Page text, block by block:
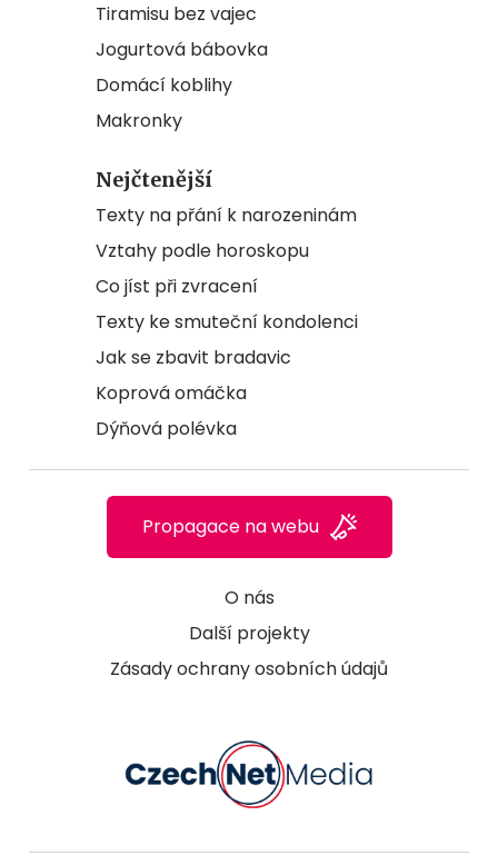
Tiramisu bez vajec
Jogurtová bábovka
Domácí koblihy
Makronky
Nejčtenější
Texty na přání k narozeninám
Vztahy podle horoskopu
Co jíst při zvracení
Texty ke smuteční kondolenci
Jak se zbavit bradavic
Koprová omáčka
Dýňová polévka
O nás
Další projekty
Zásady ochrany osobních údajů
Propagace na webu